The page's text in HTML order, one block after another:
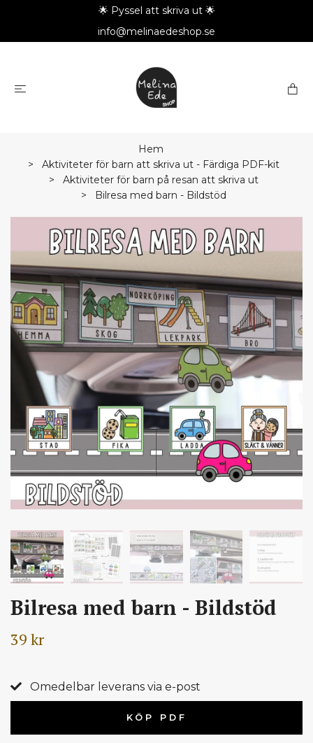
🌟 Pyssel att skriva ut 🌟
info@melinaedeshop.se
Hem
Aktiviteter för barn att skriva ut - Färdiga PDF-kit
Aktiviteter för barn på resan att skriva ut
Bilresa med barn - Bildstöd
Bilresa med barn - Bildstöd
39 kr
Omedelbar leverans via e-post
KÖP PDF